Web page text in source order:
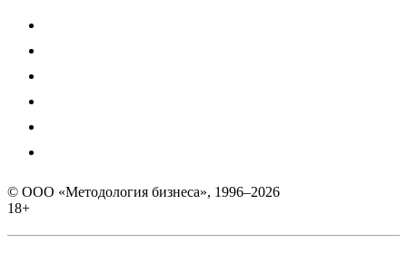
© ООО «Методология бизнеса», 1996–2026
18+